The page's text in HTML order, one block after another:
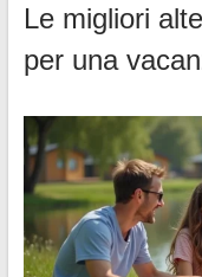
Le migliori
per una